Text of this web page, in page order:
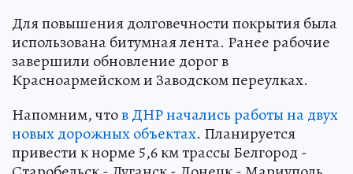
Для повышения долговечности покрытия была
использована битумная лента. Ранее рабочие
завершили обновление дорог в
Красноармейском и Заводском переулках.
Напомним, чтов ДНР начались работы на двух
новых дорожных объектах. Планируется
привести к норме 5,6 км трассы Белгород -